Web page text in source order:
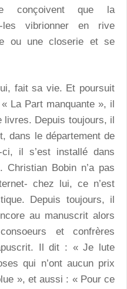
conçoivent que la
les vibrionner en rive
ou une closerie et se
fait sa vie. Et poursuit
La Part manquante », il
livres. Depuis toujours, il
dans le département de
ci, il s’est installé dans
Christian Bobin n’a pas
chez lui, ce n’est
Depuis toujours, il
au manuscrit alors
et confrères
Il dit : « Je lute
qui n’ont aucun prix
», et aussi : « Pour ce